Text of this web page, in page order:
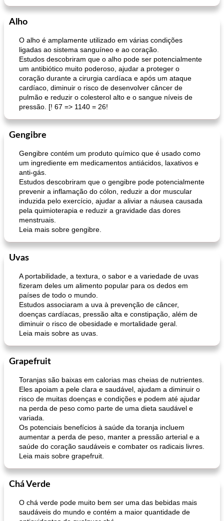
Alho
O alho é amplamente utilizado em várias condições
ligadas ao sistema sanguíneo e ao coração.
Estudos descobriram que o alho pode ser potencialmente
um antibiótico muito poderoso, ajudar a proteger o
coração durante a cirurgia cardíaca e após um ataque
cardíaco, diminuir o risco de desenvolver câncer de
pulmão e reduzir o colesterol alto e o sangue níveis de
pressão. [! 67 => 1140 = 26!
Gengibre
Gengibre contém um produto químico que é usado como
um ingrediente em medicamentos antiácidos, laxativos e
anti-gás.
Estudos descobriram que o gengibre pode potencialmente
prevenir a inflamação do cólon, reduzir a dor muscular
induzida pelo exercício, ajudar a aliviar a náusea causada
pela quimioterapia e reduzir a gravidade das dores
menstruais.
Leia mais sobre gengibre.
Uvas
A portabilidade, a textura, o sabor e a variedade de uvas
fizeram deles um alimento popular para os dedos em
países de todo o mundo.
Estudos associaram a uva à prevenção de câncer,
doenças cardíacas, pressão alta e constipação, além de
diminuir o risco de obesidade e mortalidade geral.
Leia mais sobre as uvas.
Grapefruit
Toranjas são baixas em calorias mas cheias de nutrientes.
Eles apoiam a pele clara e saudável, ajudam a diminuir o
risco de muitas doenças e condições e podem até ajudar
na perda de peso como parte de uma dieta saudável e
variada.
Os potenciais benefícios à saúde da toranja incluem
aumentar a perda de peso, manter a pressão arterial e a
saúde do coração saudáveis ​​e combater os radicais livres.
Leia mais sobre grapefruit.
Chá Verde
O chá verde pode muito bem ser uma das bebidas mais
saudáveis ​​do mundo e contém a maior quantidade de